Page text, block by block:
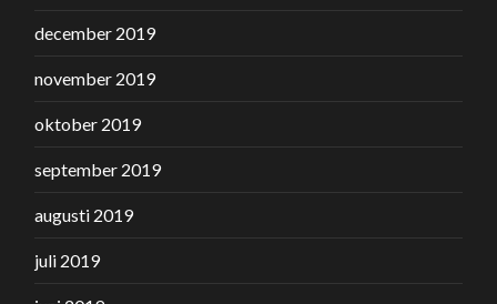
december 2019
november 2019
oktober 2019
september 2019
augusti 2019
juli 2019